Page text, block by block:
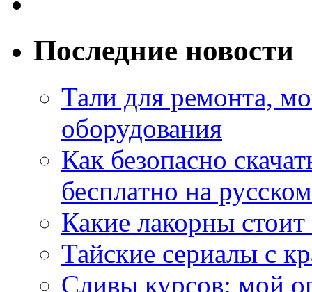
Последние новости
Тали для ремонта,
оборудования
Как безопасно
бесплатно на
Какие лакорны
Тайские сериалы с
Сливы курсов: мой